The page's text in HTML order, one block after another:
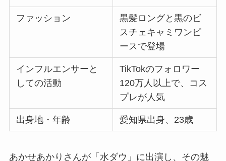
ファッション
黒髪ロングと黒のビ
スチェキャミワンピ
ースで登場
インフルエンサーと
しての活動
TikTokのフォロワー
120万人以上で、コス
プレが人気
出身地・年齢 愛知県出身、23歳
あかせあかりさんが「水ダウ」に出演し、その魅